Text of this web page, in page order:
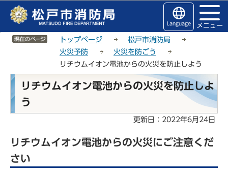
Language メニュー
サイトメニューここまで
トップページ
松戸市消防局
火災予防
火災を防ごう
リチウムイオン電池からの火災を防止しよう
本
こ
リチウムイオン電池からの火災を防止しよ
う
更新日：2022年6月24日
リチウムイオン電池からの火災にご注意くだ
さい